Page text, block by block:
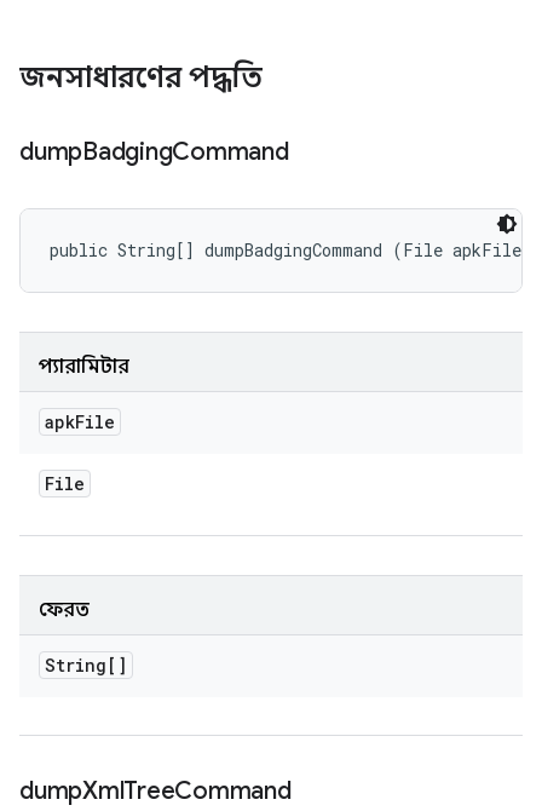
জনসাধারণের পদ্ধতি
dumpBadgingCommand
public String[] dumpBadgingCommand (File apkFile)
প্যারামিটার
apkFile
File
ফেরত
String[]
dumpXmlTreeCommand